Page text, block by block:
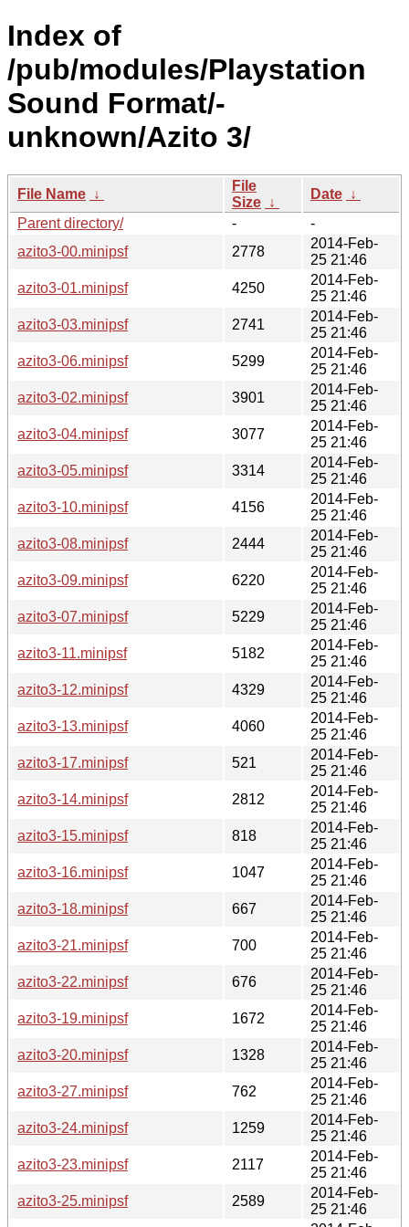
Index of
/pub/modules/Playstation
Sound Format/-
unknown/Azito 3/
File Name ↓
File
Size ↓
Date ↓
Parent directory/
-
-
azito3-00.minipsf
2778
2014-Feb-
25 21:46
azito3-01.minipsf
4250
2014-Feb-
25 21:46
azito3-03.minipsf
2741
2014-Feb-
25 21:46
azito3-06.minipsf
5299
2014-Feb-
25 21:46
azito3-02.minipsf
3901
2014-Feb-
25 21:46
azito3-04.minipsf
3077
2014-Feb-
25 21:46
azito3-05.minipsf
3314
2014-Feb-
25 21:46
azito3-10.minipsf
4156
2014-Feb-
25 21:46
azito3-08.minipsf
2444
2014-Feb-
25 21:46
azito3-09.minipsf
6220
2014-Feb-
25 21:46
azito3-07.minipsf
5229
2014-Feb-
25 21:46
azito3-11.minipsf
5182
2014-Feb-
25 21:46
azito3-12.minipsf
4329
2014-Feb-
25 21:46
azito3-13.minipsf
4060
2014-Feb-
25 21:46
azito3-17.minipsf
521
2014-Feb-
25 21:46
azito3-14.minipsf
2812
2014-Feb-
25 21:46
azito3-15.minipsf
818
2014-Feb-
25 21:46
azito3-16.minipsf
1047
2014-Feb-
25 21:46
azito3-18.minipsf
667
2014-Feb-
25 21:46
azito3-21.minipsf
700
2014-Feb-
25 21:46
azito3-22.minipsf
676
2014-Feb-
25 21:46
azito3-19.minipsf
1672
2014-Feb-
25 21:46
azito3-20.minipsf
1328
2014-Feb-
25 21:46
azito3-27.minipsf
762
2014-Feb-
25 21:46
azito3-24.minipsf
1259
2014-Feb-
25 21:46
azito3-23.minipsf
2117
2014-Feb-
25 21:46
azito3-25.minipsf
2589
2014-Feb-
25 21:46